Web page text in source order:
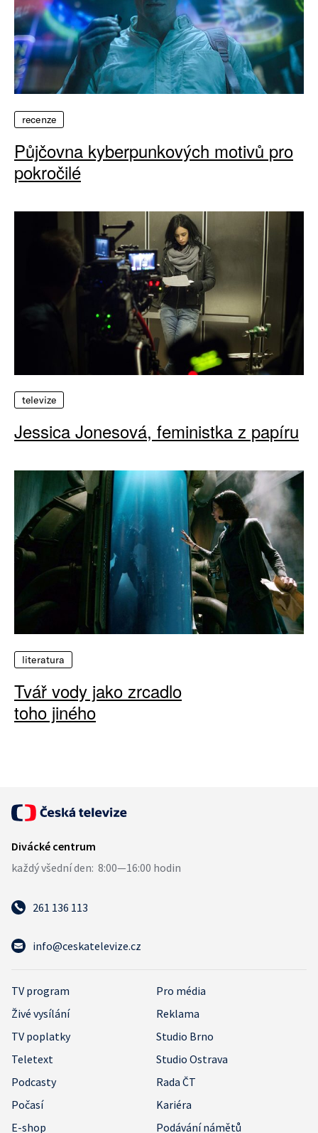
recenze
Půjčovna kyberpunkových motivů pro
pokročilé
televize
Jessica Jonesová, feministka z papíru
literatura
Tvář vody jako zrcadlo
toho jiného
261 136 113
info@ceskatelevize.cz
TV program
Pro média
Živé vysílání
Reklama
TV poplatky
Studio Brno
Teletext
Studio Ostrava
Podcasty
Rada ČT
Počasí
Kariéra
E-shop
Podávání námětů